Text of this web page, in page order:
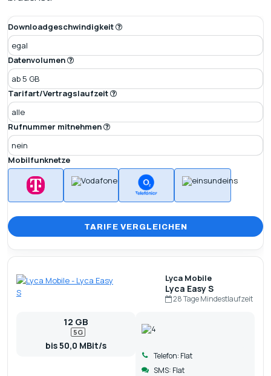
Downloadgeschwindigkeit
Datenvolumen
Tarifart/Vertragslaufzeit
Rufnummer mitnehmen
Mobilfunknetze
Lyca Mobile
Lyca Easy S
28 Tage Mindestlaufzeit
12 GB
5G
bis 50,0 MBit/s
Telefon: Flat
SMS: Flat